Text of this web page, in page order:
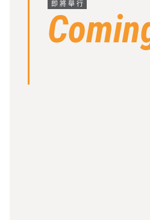
即將舉行